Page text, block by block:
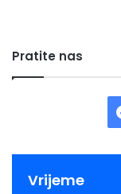
Pratite nas
Vrijeme